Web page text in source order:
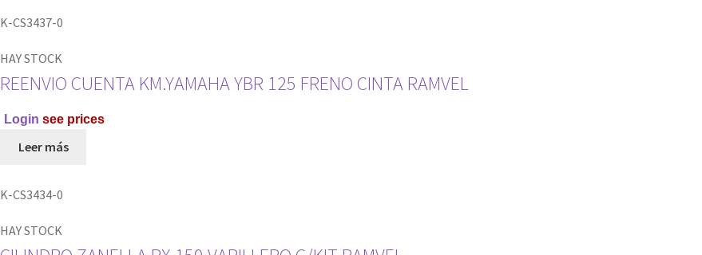
K-CS3437-0
K-CS3434-0
HAY STOCK
REENVIO CUENTA KM.YAMAHA YBR 125 FRENO CINTA RAMVEL
Login see prices
Leer más
HAY STOCK